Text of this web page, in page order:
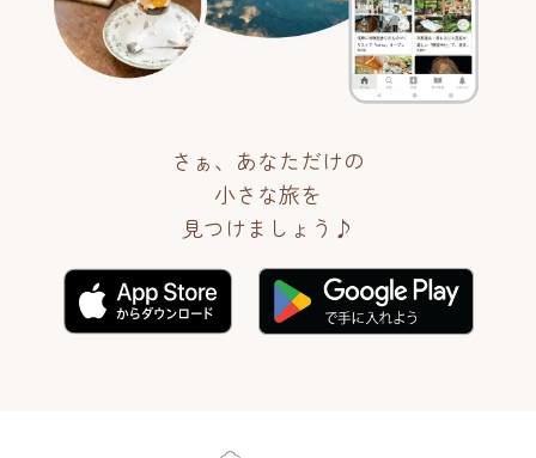
さぁ、あなただけの
小さな旅を
見つけましょう♪